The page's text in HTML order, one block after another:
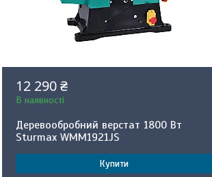
12 290 ₴
В наявності
Деревообробний верстат 1800 Вт
Sturmax WMM1921JS
Купити